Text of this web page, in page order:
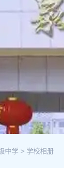
中学 > 学校相册